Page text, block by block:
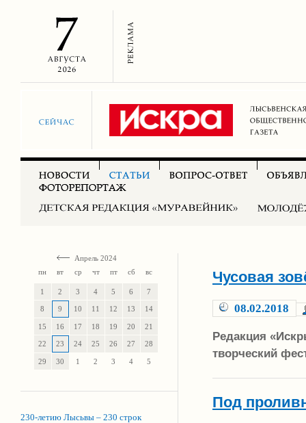
Апрель 2024
пн
вт ср чт пт сб вс
1 2 3 4 5 6 7
8 9 10 11 12 13 14
15 16 17 18 19 20 21
22 23 24 25 26 27 28
29 30 1 2 3 4 5
230-летию Лысьвы – 230 строк
Чусовая
08.02.2018
Редакция
творческий
Под